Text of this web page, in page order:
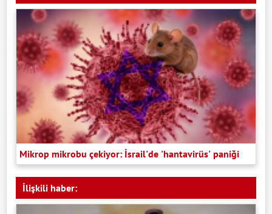
Mikrop mikrobu çekiyor: İsrail'de 'hantavirüs' paniği
İlişkili haber: